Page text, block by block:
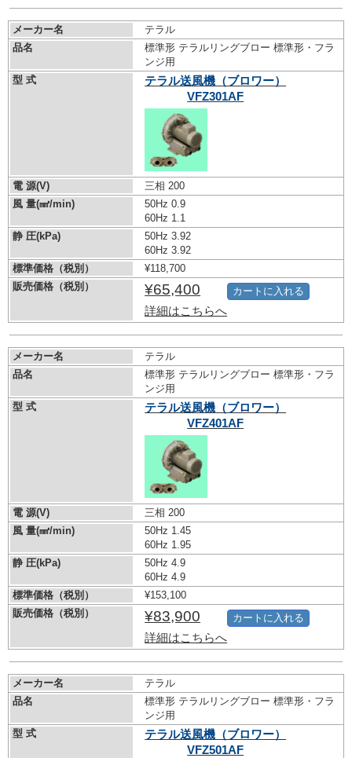
メーカー名
テラル
品名
標準形 テラルリングブロー 標準形・フラ
ンジ用
型 式
テラル送風機（ブロワー）
VFZ301AF
電 源(V)
三相 200
風 量(㎣/min)
50Hz 0.9
60Hz 1.1
静 圧(kPa)
50Hz 3.92
60Hz 3.92
標準価格（税別）
¥118,700
販売価格（税別）
¥65,400
詳細はこちらへ
カートに入れる
メーカー名
テラル
品名
標準形 テラルリングブロー 標準形・フラ
ンジ用
型 式
テラル送風機（ブロワー）
VFZ401AF
電 源(V)
三相 200
風 量(㎣/min)
50Hz 1.45
60Hz 1.95
静 圧(kPa)
50Hz 4.9
60Hz 4.9
標準価格（税別）
¥153,100
販売価格（税別）
¥83,900
詳細はこちらへ
カートに入れる
メーカー名
テラル
品名
標準形 テラルリングブロー 標準形・フラ
ンジ用
型 式
テラル送風機（ブロワー）
VFZ501AF